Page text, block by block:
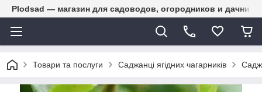
Plodsad — магазин для садоводов, огородников и
Товари та послуги Саджанці ягідних чагарників